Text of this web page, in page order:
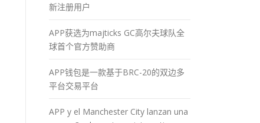
新注册用户
APP获选为majticks GC高尔夫球队全
球首个官方赞助商
APP钱包是一款基于BRC-20的双边多
平台交易平台
APP y el Manchester City lanzan una